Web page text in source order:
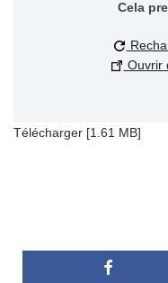
Cela
Ouvrir
Télécharger [1.61 MB]